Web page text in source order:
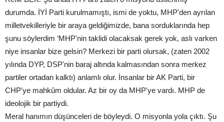
durumda. İYİ Parti kurulmamıştı, ismi de yoktu, MHP'den ayrılan
milletvekilleriyle bir araya geldiğimizde, bana sorduklarında hep
şunu söylerdim ‘MHP'nin taklidi olacaksak gerek yok, aslı varken
niye insanlar bize gelsin? Merkezi bir parti olursak, (zaten 2002
yılında DYP, DSP'nin baraj altında kalmasından sonra merkez
partiler ortadan kalktı) anlamlı olur. İnsanlar bir AK Parti, bir
CHP'ye mahkûm oldular. Az bir oy da MHP'ye vardı. MHP de
ideolojik bir partiydi.
Meral hanımın düşünceleri de böyleydi. O misyonla yola çıktı. Şu